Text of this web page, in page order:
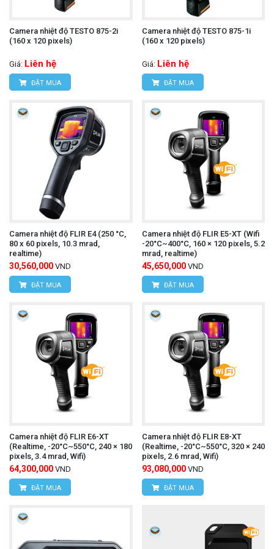
Tiết kiệm pin khi
không sử dụng.
Giá thành hợp lý:
Phù hợp với nhiều đối tượng
sử dụng.
Tìm hiểu thêm: Camera nhiệt độ UNI-T UTi720E
Cách sử dụng:
Bật nguồn máy:
Nhấn nút nguồn để khởi động
máy.
Chọn chế độ đo:
Nhấn nút chức năng để chọn
chế độ đo mong muốn (đo nhiệt độ, ghi hình ảnh,
ghi video).
Hướng camera vào vật thể cần đo:Hướng
camera vào vật thể cần đo và đảm bảo khoảng
cách đo phù hợp.
Quan sát kết quả đo lường:
Màn hình LCD sẽ
hiển thị hình ảnh nhiệt và giá trị nhiệt độ của vật
Lưu trữ dữ liệu: Lưu trữ hình ảnh nhiệt, video
nhiệt hoặc dữ liệu đo lường vào bộ nhớ máy hoặc
thẻ nhớ (nếu có).
Ampe kìm UNI-T UT216C
Camera nhiệt độ TESTO 875-2i
(160 x 120 pixels)
Giá: Liên hệ
ĐẶT MUA
Camera nhiệt độ TESTO 875-1i
(160 x 120 pixels)
Giá: Liên hệ
ĐẶT MUA
Camera nhiệt độ FLIR E4 (250 °C,
80 x 60 pixels, 10.3 mrad,
realtime)
30,560,000 VND
ĐẶT MUA
Camera nhiệt độ FLIR E5-XT (Wifi
-20°C~400°C, 160 × 120 pixels, 5.2
mrad, realtime)
45,650,000 VND
ĐẶT MUA
Camera nhiệt độ FLIR E6-XT
(Realtime, -20°C~550°C, 240 × 180
pixels, 3.4 mrad, Wifi)
64,300,000 VND
ĐẶT MUA
Camera nhiệt độ FLIR E8-XT
(Realtime, -20°C~550°C, 320 × 240
pixels, 2.6 mrad, Wifi)
93,080,000 VND
ĐẶT MUA